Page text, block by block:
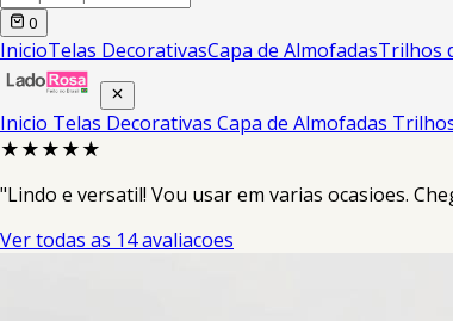
0
InicioTelas DecorativasCapa de AlmofadasTrilhos
Inicio Telas Decorativas Capa de Almofadas
★★★★★
"Lindo e versatil! Vou usar em varias ocasioes.
Ver todas as 14 avaliacoes